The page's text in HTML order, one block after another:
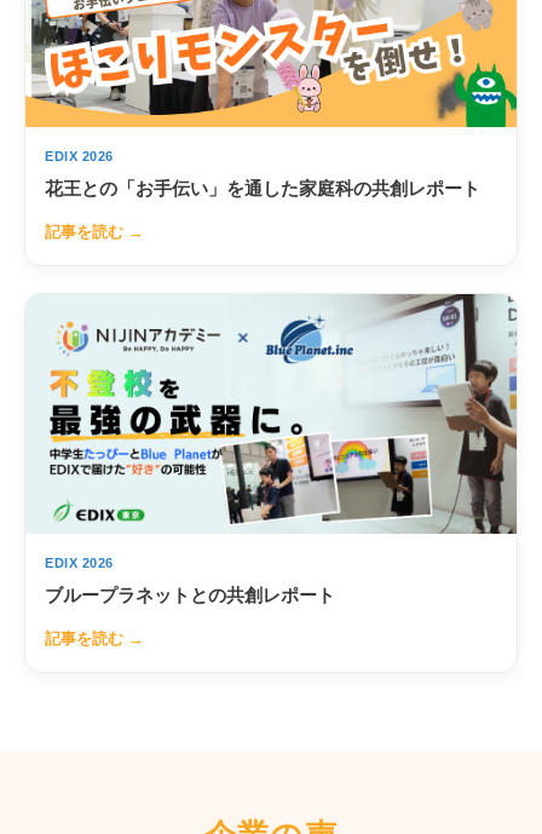
EDIX 2026
花王との「お手伝い」を通した家庭科の共創レポート
記事を読む →
EDIX 2026
ブループラネットとの共創レポート
記事を読む →